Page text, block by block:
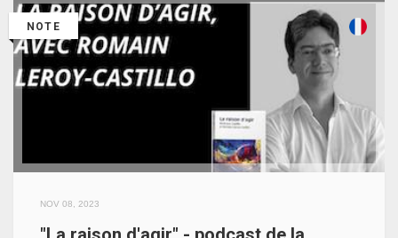
NOTE
NOV 08, 2023